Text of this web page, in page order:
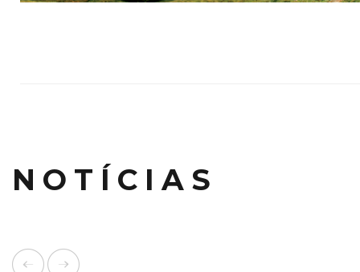
NOTÍCIAS